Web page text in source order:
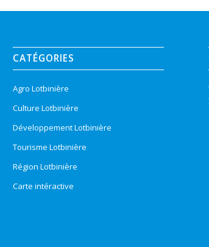
CATÉGORIES
Agro Lotbinière
Culture Lotbinière
Développement Lotbinière
Tourisme Lotbinière
Région Lotbinière
Carte intéractive